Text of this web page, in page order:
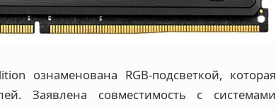
ознаменована RGB-подсветкой, которая
Заявлена совместимость с системами